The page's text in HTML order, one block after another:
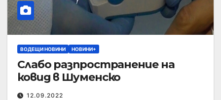
ВОДЕЩИ НОВИНИ НОВИНИ+
Слабо разпространение на
ковид в Шуменско
12.09.2022